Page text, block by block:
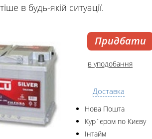
в будь-якій ситуації.
Придбати
в уподобання
Доставка
Нова Пошта
Кур`єром по Києву
Інтайм